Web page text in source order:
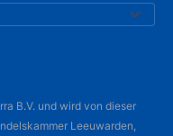
B.V. und wird von dieser
Leeuwarden,